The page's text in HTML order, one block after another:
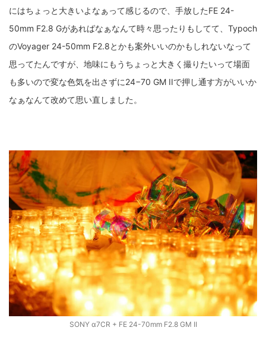
にはちょっと大きいよなぁって感じるので、手放したFE 24-
50mm F2.8 Gがあればなぁなんて時々思ったりもしてて、Typoch
のVoyager 24-50mm F2.8とかも案外いいのかもしれないなって
思ってたんですが、地味にもうちょっと大きく撮りたいって場面
も多いので変な色気を出さずに24−70 GM IIで押し通す方がいいか
なぁなんて改めて思い直しました。
SONY α7CR + FE 24-70mm F2.8 GM II